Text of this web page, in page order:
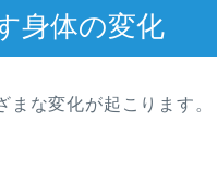
身体の変化
な変化が起こります。